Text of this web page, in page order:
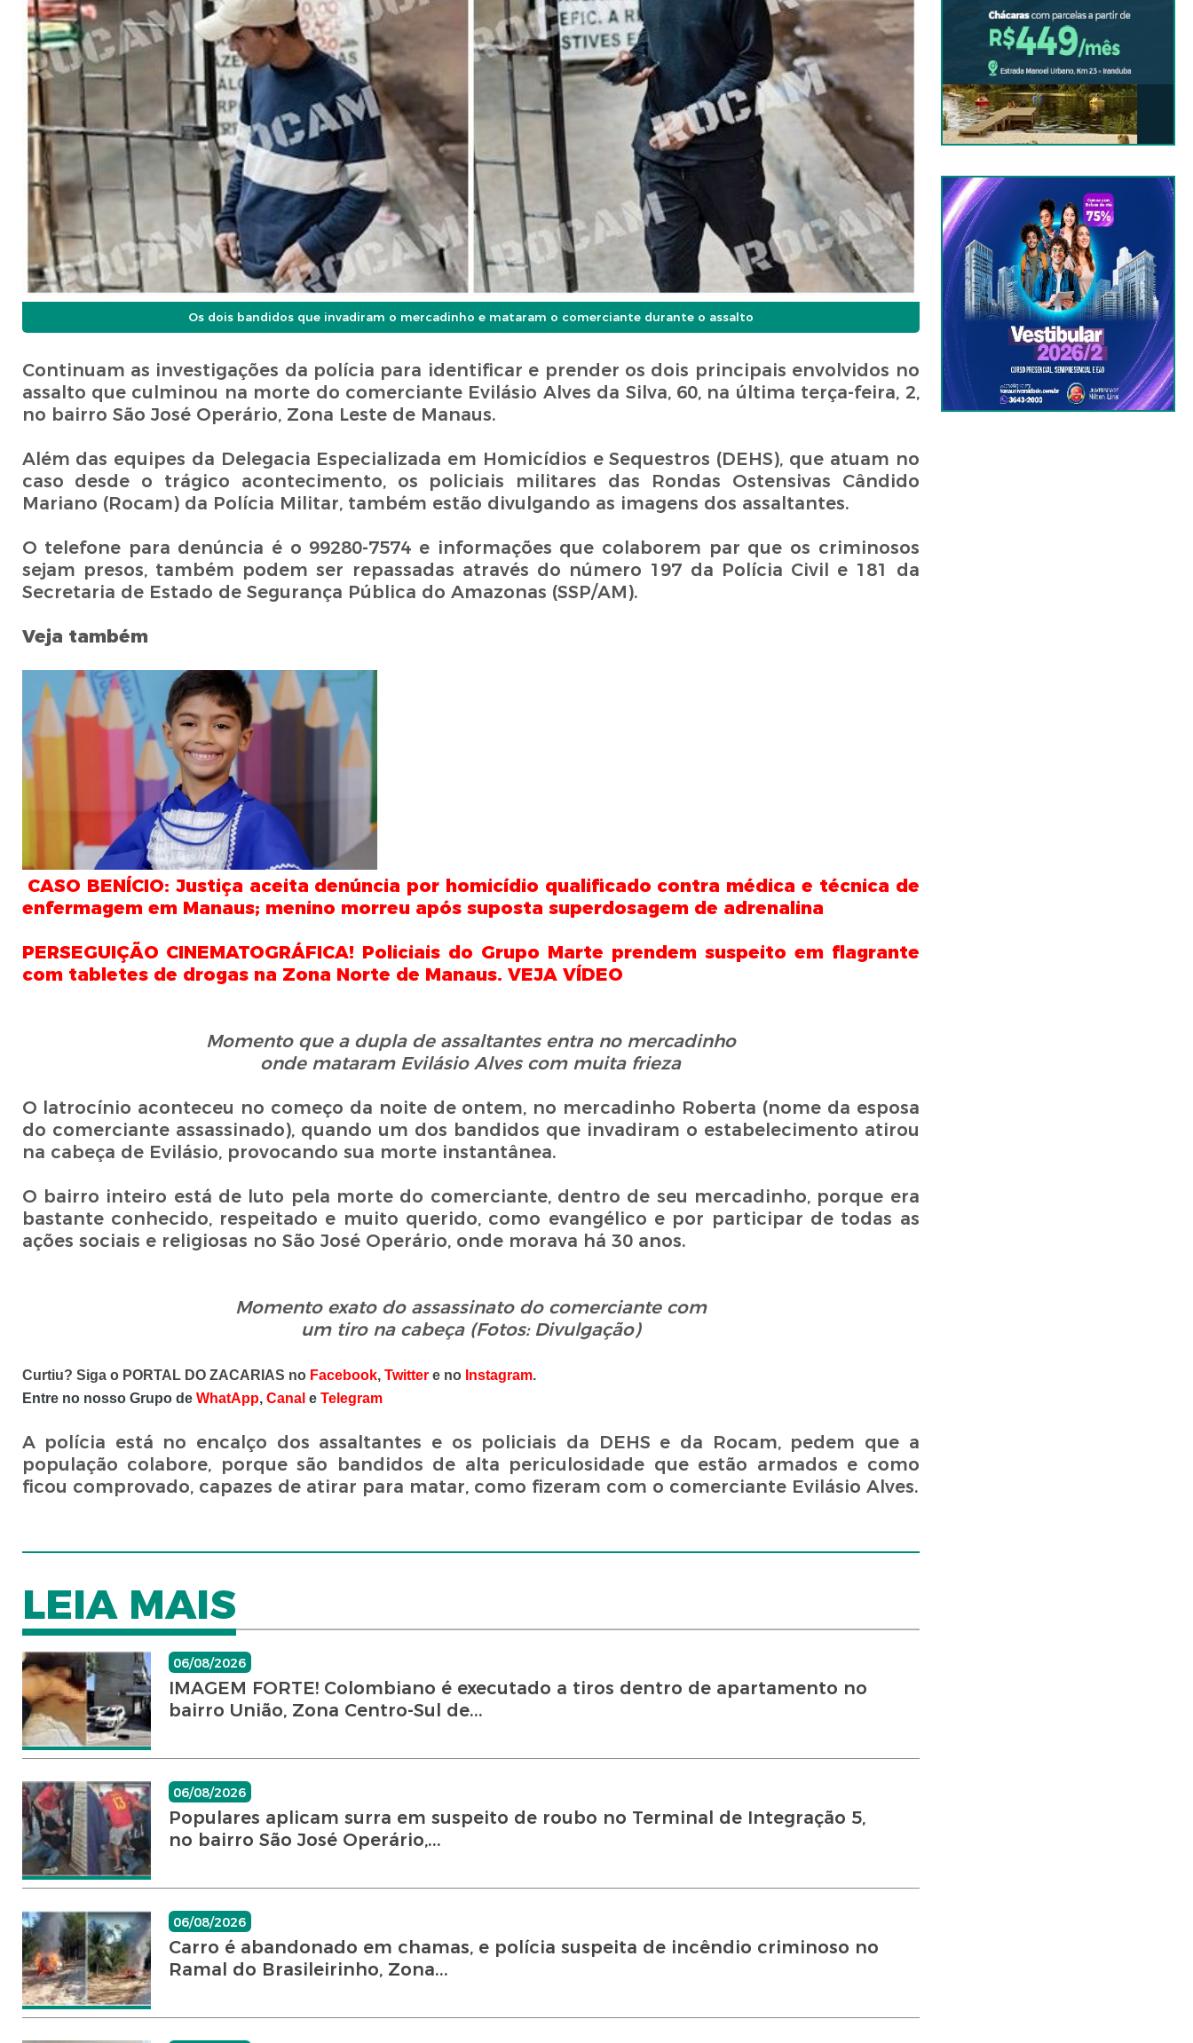
Os dois bandidos que invadiram o mercadinho e mataram o comerciante durante o assalto
Continuam as investigações da polícia para identificar e prender os dois principais envolvidos no
assalto que culminou na morte do comerciante Evilásio Alves da Silva, 60, na última terça-feira, 2,
no bairro São José Operário, Zona Leste de Manaus.
Além das equipes da Delegacia Especializada em Homicídios e Sequestros (DEHS), que atuam no
caso desde o trágico acontecimento, os policiais militares das Rondas Ostensivas Cândido
Mariano (Rocam) da Polícia Militar, também estão divulgando as imagens dos assaltantes.
O telefone para denúncia é o 99280-7574 e informações que colaborem par que os criminosos
sejam presos, também podem ser repassadas através do número 197 da Polícia Civil e 181 da
Secretaria de Estado de Segurança Pública do Amazonas (SSP/AM).
Veja também
CASO BENÍCIO: Justiça aceita denúncia por homicídio qualificado contra médica e técnica de
enfermagem em Manaus; menino morreu após suposta superdosagem de adrenalina
PERSEGUIÇÃO CINEMATOGRÁFICA! Policiais do Grupo Marte prendem suspeito em flagrante
com tabletes de drogas na Zona Norte de Manaus. VEJA VÍDEO
Momento que a dupla de assaltantes entra no mercadinho
ondemataram EvilásioAlves com muita frieza
O latrocínio aconteceu no começo da noite de ontem, no mercadinho Roberta (nome da esposa
do comerciante assassinado), quando um dos bandidos que invadiram o estabelecimento atirou
na cabeça de Evilásio, provocando sua morte instantânea.
O bairro inteiro está de luto pela morte do comerciante, dentro de seu mercadinho, porque era
bastante conhecido, respeitado e muito querido, como evangélico e por participar de todas as
ações sociais e religiosas no São José Operário, onde morava há 30 anos.
Momento exato do assassinato do comerciante com
um tiro na cabeça (Fotos: Divulgação)
Curtiu? Siga o PORTAL DO ZACARIAS no Facebook, Twittere no Instagram.
Entre no nosso Grupo de WhatApp, Canal e Telegram
A polícia está no encalço dos assaltantes e os policiais da DEHS e da Rocam, pedem que a
população colabore, porque são bandidos de alta periculosidade que estão armados e como
ficou comprovado, capazes de atirar para matar, como fizeram com o comerciante Evilásio Alves.
LEIA MAIS
06/08/2026
IMAGEM FORTE! Colombiano é executado a tiros dentro de apartamento no
bairro União, Zona Centro-Sul de...
06/08/2026
Populares aplicam surra em suspeito de roubo no Terminal de Integração 5,
no bairro São José Operário,...
06/08/2026
Carro é abandonado em chamas, e polícia suspeita de incêndio criminoso no
Ramal do Brasileirinho, Zona...